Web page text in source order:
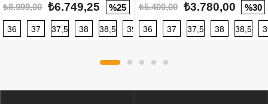
₺8.999,00 ₺6.749,25 %25
36 37 37,5 38 38,5 39 40 40,5 41 42 42,5
₺5.400,00 ₺3.780,00 %30
36 37 37,5 38 38,5